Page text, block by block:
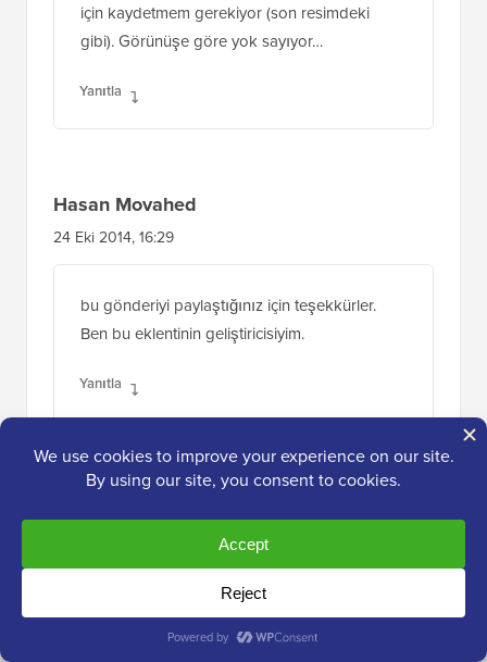
için kaydetmem gerekiyor (son resimdeki
gibi). Görünüşe göre yok sayıyor…
Yanıtla
Hasan Movahed
24 Eki 2014, 16:29
bu gönderiyi paylaştığınız için teşekkürler.
Ben bu eklentinin geliştiricisiyim.
Yanıtla
WPBeginner Ekibi
24 Eki 2014, 22:51
Bu kullanışlı eklentiyi yazdığınız için
teşekkürler